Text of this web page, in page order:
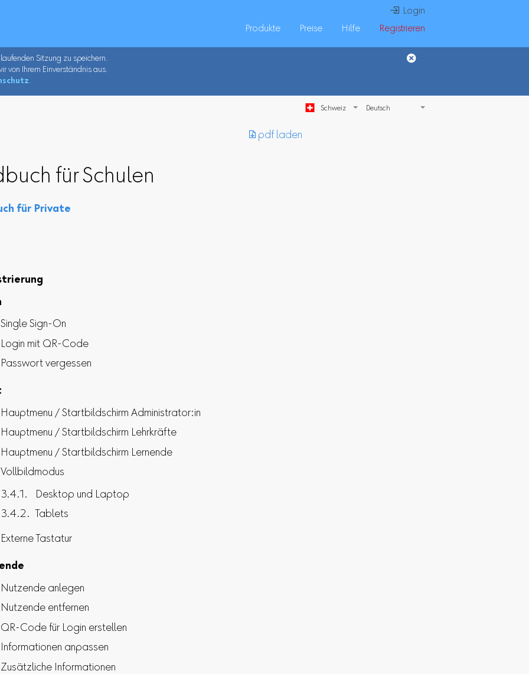
 Login
Produkte
Preise Hilfe Registrieren
Sitzung zu speichern.
von Ihrem Einverständnis aus.
.
Schweiz
︎ pdf laden
für Schulen
für Private
Single Sign-On
Login mit QR-Code
Passwort vergessen
Hauptmenu / Startbildschirm Administrator:in
Hauptmenu / Startbildschirm Lehrkräfte
Hauptmenu / Startbildschirm Lernende
Vollbildmodus
Desktop und Laptop
Tablets
Externe Tastatur
Nutzende anlegen
Nutzende entfernen
QR-Code für Login erstellen
Informationen anpassen
Zusätzliche Informationen